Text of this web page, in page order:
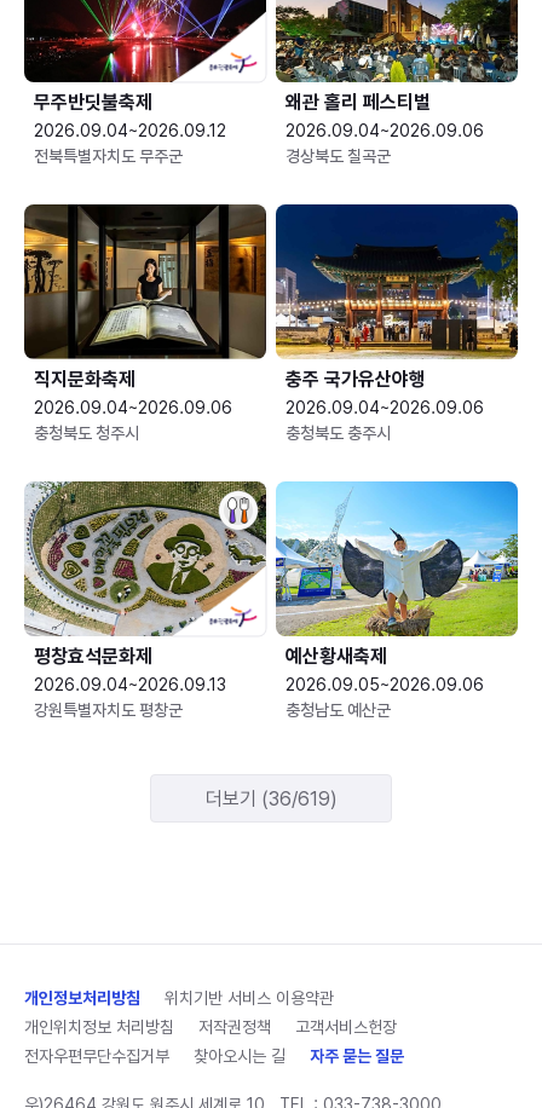
무주반딧불축제
2026.09.04~2026.09.12
전북특별자치도 무주군
왜관 홀리 페스티벌
2026.09.04~2026.09.06
경상북도 칠곡군
직지문화축제
2026.09.04~2026.09.06
충청북도 청주시
충주 국가유산야행
2026.09.04~2026.09.06
충청북도 충주시
평창효석문화제
2026.09.04~2026.09.13
강원특별자치도 평창군
예산황새축제
2026.09.05~2026.09.06
충청남도 예산군
더보기 (36/619)
개인정보처리방침
위치기반 서비스 이용약관
개인위치정보 처리방침
저작권정책
고객서비스헌장
전자우편무단수집거부
찾아오시는 길 자주 묻는 질문